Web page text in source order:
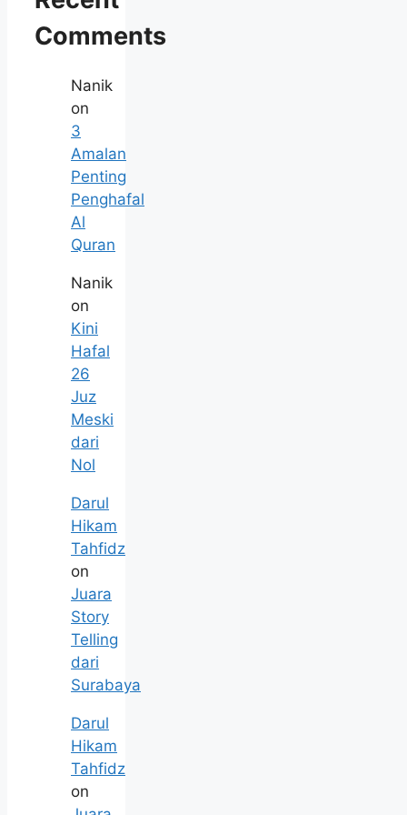
Comments
Nanik
on
3
Amalan
Penting
Penghafal
Al
Quran
Nanik
on
Kini
Hafal
26
Juz
Meski
dari
Nol
Darul
Hikam
Tahfidz
on
Juara
Story
Telling
dari
Surabaya
Darul
Hikam
Tahfidz
on